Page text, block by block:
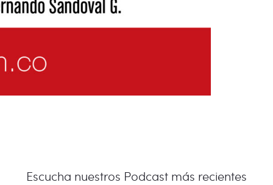
Escucha nuestros Podcast más recientes